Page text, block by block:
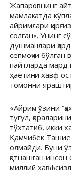
Жапаровнинг
мамлакатда
айримлари
солган». Унинг
душманлари
сепмоқчи бўлган
пайтларда мард
ҳаётини хавф
томонни
«Айрим ўзини
тугул,
тўхтатиб, икки
Қамчибек
олмайди. Буни
қатнашган
миллий